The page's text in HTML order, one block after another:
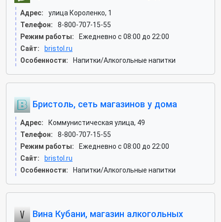
Адрес:
улица Короленко, 1
Телефон:
8-800-707-15-55
Режим работы:
Ежедневно с 08:00 до 22:00
Сайт:
bristol.ru
Особенности:
Напитки/Алкогольные напитки
Бристоль, сеть магазинов у дома
Адрес:
Коммунистическая улица, 49
Телефон:
8-800-707-15-55
Режим работы:
Ежедневно с 08:00 до 22:00
Сайт:
bristol.ru
Особенности:
Напитки/Алкогольные напитки
Вина Кубани, магазин алкогольных